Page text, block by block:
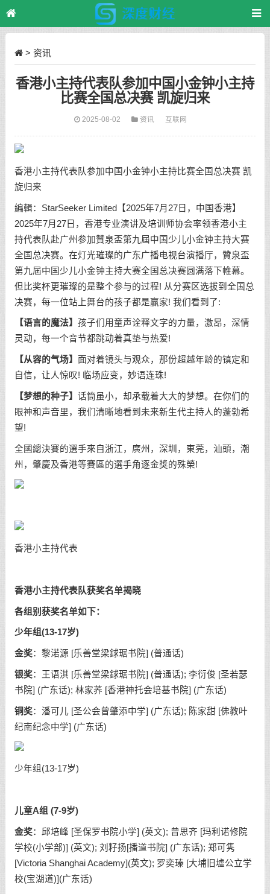
> 资讯
香港小主持代表队参加中国小金钟小主持
比赛全国总决赛 凯旋归来
2025-08-02 资讯 互联网
香港小主持代表队参加中国小金钟小主持比赛全国总决赛 凯
旋归来
編輯：StarSeeker Limited【2025年7月27日，中国香港】
2025年7月27日，香港专业演讲及培训师协会率领香港小主
持代表队赴广州参加贊泉盃第九屆中国少儿小金钟主持大赛
全国总决赛。在灯光璀璨的广东广播电视台演播厅，贊泉盃
第九屆中国少儿小金钟主持大赛全国总决赛圆满落下帷幕。
但比奖杯更璀璨的是整个参与的过程! 从分赛区选拔到全国总
决赛，每一位站上舞台的孩子都是赢家! 我们看到了:
【语言的魔法】 孩子们用童声诠释文字的力量，激昂，深情
灵动，每一个音节都跳动着真垫与热爱!
【从容的气场】 面对着镜头与观众，那份超越年龄的镇定和
自信，让人惊叹! 临场应变，妙语连珠!
【梦想的种子】 话筒虽小，却承载着大大的梦想。在你们的
眼神和声音里，我们清晰地看到未来新生代主持人的蓬勃希
望!
全國總決賽的選手來自浙江，廣州，深圳，東莞，汕頭，潮
州，肇慶及香港等賽區的選手角逐金獎的殊榮!
香港小主持代表
香港小主持代表队获奖名单揭晓
各组别获奖名单如下：
少年组(13-17岁)
金奖：黎渃源 [乐善堂梁銶琚书院] (普通话)
银奖：王语淇 [乐善堂梁銶琚书院] (普通话); 李衍俊 [圣若瑟
书院] (广东话); 林家荞 [香港神托会培基书院] (广东话)
铜奖：潘可儿 [圣公会曾肇添中学] (广东话); 陈家甜 [佛教叶
纪南纪念中学] (广东话)
少年组(13-17岁)
儿童A组 (7-9岁)
金奖：邱培峰 [圣保罗书院小学] (英文); 曾思齐 [玛利诺修院
学校(小学部)] (英文); 刘籽扬[播道书院] (广东话); 郑可隽
[Victoria Shanghai Academy](英文); 罗奕瑧 [大埔旧墟公立学
校(宝湖道)](广东话)